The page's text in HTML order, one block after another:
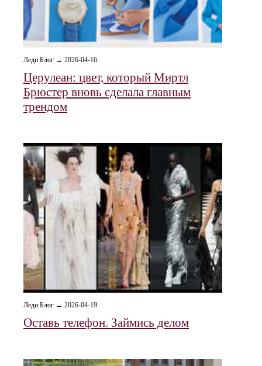
Леди Блог → 2026-04-16
Церулеан: цвет, который Миртл
Брюстер вновь сделала главным
трендом
Леди Блог → 2026-04-19
Оставь телефон. Займись делом